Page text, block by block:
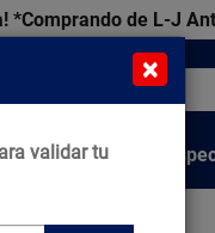
*Comprando de L-J
Venta
×
validar tu